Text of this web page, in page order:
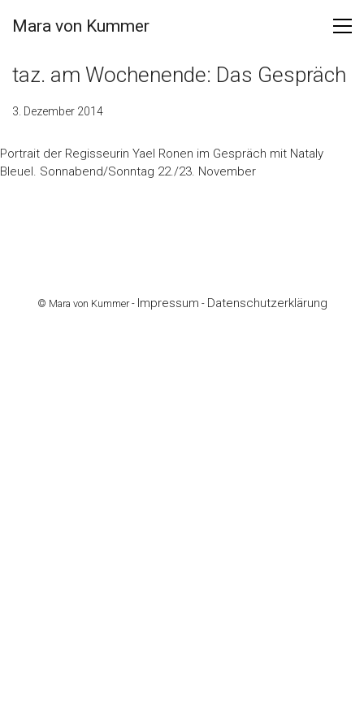
Mara von Kummer
taz. am Wochenende: Das Gespräch
3. Dezember 2014
Portrait der Regisseurin Yael Ronen im Gespräch mit Nataly
Bleuel. Sonnabend/Sonntag 22./23. November
© Mara von Kummer - Impressum - Datenschutzerklärung